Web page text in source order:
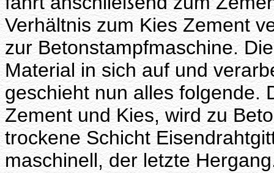
Verhältnis zum Kies Zement
zur Betonstampfmaschine.
Material in sich auf und
geschieht nun alles folgende.
Zement und Kies, wird zu
trockene Schicht
maschinell, der letzte